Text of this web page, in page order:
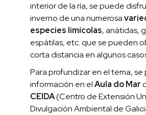
interior de la ría, se puede
inverno de una numerosa
especies limícolas, anátidas,
espátilas, etc. que se pueden
corta distancia en algunos
Para profundizar en el tema,
información en elAula do Mar
CEIDA(Centro de Extensión
Divulgación Ambiental de